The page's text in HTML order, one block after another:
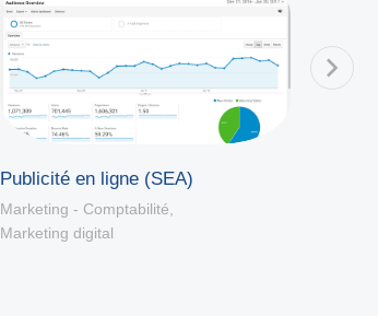
Publicité en ligne (SEA)
Marketing - Comptabilité,
Marketing digital